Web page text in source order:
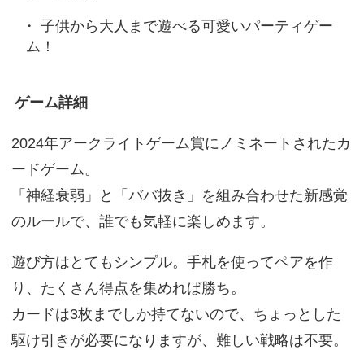
子供から大人まで遊べる可愛いパーティゲー
ム！
ゲーム詳細
2024年アークライトゲーム賞にノミネートされたカ
ードゲーム。
「神経衰弱」と「ババ抜き」を組み合わせた新感覚
のルールで、誰でも気軽に楽しめます。
遊び方はとてもシンプル。手札を使ってペアを作
り、たくさん得点を集めれば勝ち。
カードは3枚までしか持てないので、ちょっとした
駆け引きが必要になりますが、難しい戦略は不要。